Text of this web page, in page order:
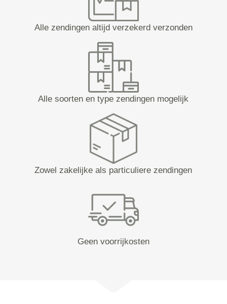
Alle zendingen altijd verzekerd verzonden
Alle soorten en type zendingen mogelijk
Zowel zakelijke als particuliere zendingen
Geen voorrijkosten